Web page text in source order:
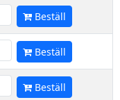
Beställ
Beställ
Beställ